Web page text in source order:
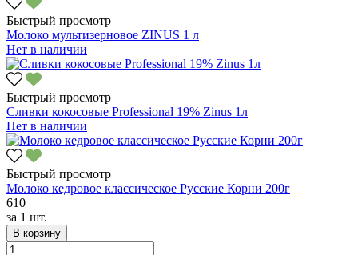
Быстрый просмотр
Молоко мультизерновое ZINUS 1 л
Нет в наличии
Быстрый просмотр
Сливки кокосовые Professional 19% Zinus 1л
Нет в наличии
Быстрый просмотр
Молоко кедровое классическое Русские Корни 200г
610
за 1 шт.
В корзину